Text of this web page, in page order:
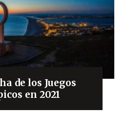
de los Juegos
en 2021